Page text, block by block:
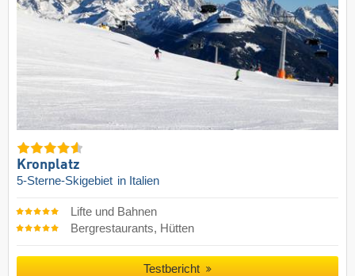
Kronplatz
5-Sterne-Skigebiet in Italien
Lifte und Bahnen
Bergrestaurants, Hütten
Testbericht